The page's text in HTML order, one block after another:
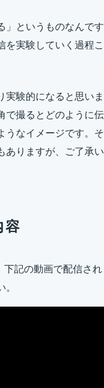
」というものなんです
を実験していく過程こ
実験的になると思いま
で撮るとどのように伝
うなイメージです。そ
ありますが、ご了承い
容
下記の動画で配信され